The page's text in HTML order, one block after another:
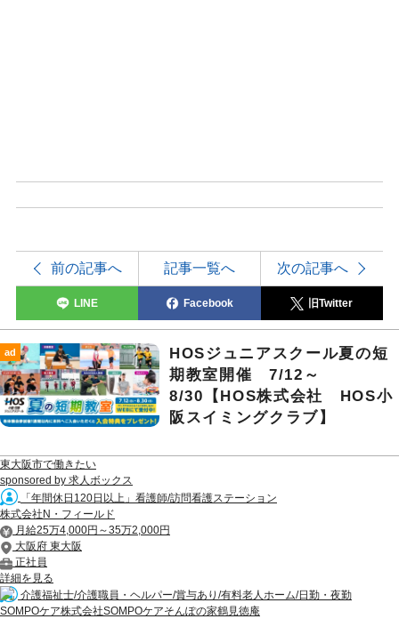
前の記事へ 記事一覧へ 次の記事へ
LINE Facebook 旧Twitter
ad
HOSジュニアスクール夏の短
期教室開催 7/12～
8/30【HOS株式会社 HOS小
阪スイミングクラブ】
東大阪市で働きたい
sponsored by 求人ボックス
「年間休日120日以上」看護師/訪問看護ステーション
株式会社N・フィールド
月給25万4,000円～35万2,000円
大阪府 東大阪
正社員
詳細を見る
介護福祉士/介護職員・ヘルパー/賞与あり/有料老人ホーム/日勤・夜勤
SOMPOケア株式会社SOMPOケアそんぽの家鶴見徳庵